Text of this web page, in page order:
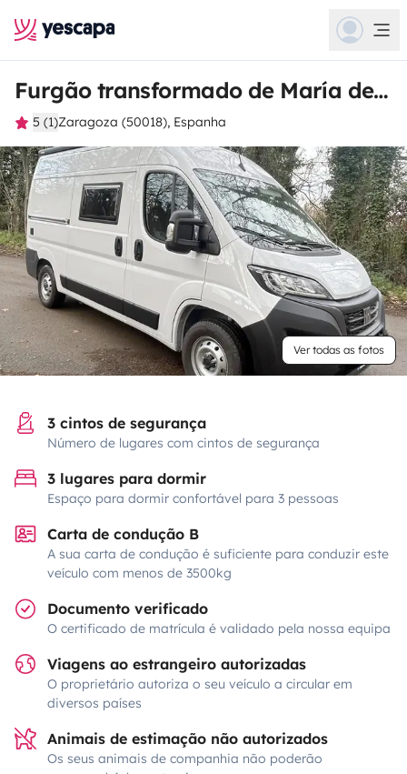
Furgão transformado de María del Pilar
5 (1)Zaragoza (50018), Espanha
Ver todas as fotos
3 cintos de segurança
Número de lugares com cintos de segurança
3 lugares para dormir
Espaço para dormir confortável para 3 pessoas
Carta de condução B
A sua carta de condução é suficiente para conduzir este
veículo com menos de 3500kg
Documento verificado
O certificado de matrícula é validado pela nossa equipa
Viagens ao estrangeiro autorizadas
O proprietário autoriza o seu veículo a circular em
diversos países
Animais de estimação não autorizados
Os seus animais de companhia não poderão